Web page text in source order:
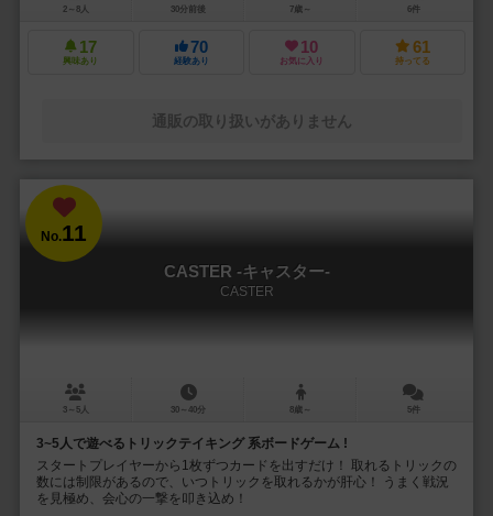
2～8人 30分前後 7歳～ 6件
17
興味あり
70
経験あり
10
お気に入り
61
持ってる
通販の取り扱いがありません
No.11
CASTER -キャスター-
CASTER
3～5人 30～40分 8歳～ 5件
3~5人で遊べるトリックテイキング 系ボードゲーム !
スタートプレイヤーから1枚ずつカードを出すだけ！ 取れるトリックの
数には制限があるので、いつトリックを取れるかが肝心！ うまく戦況
を見極め、会心の一撃を叩き込め！